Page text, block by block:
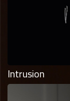
Intrusion